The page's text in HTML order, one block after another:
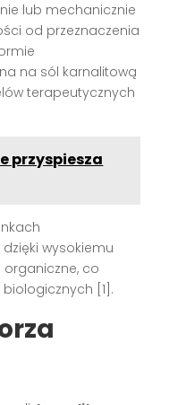
lub mechanicznie
od przeznaczenia
na sól karnalitową
terapeutycznych
przyspiesza
wysokiemu
organiczne, co
[1].